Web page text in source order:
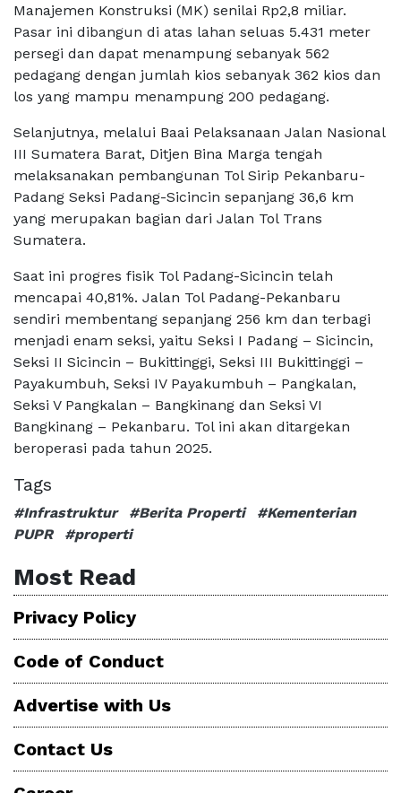
Manajemen Konstruksi (MK) senilai Rp2,8 miliar.
Pasar ini dibangun di atas lahan seluas 5.431 meter
persegi dan dapat menampung sebanyak 562
pedagang dengan jumlah kios sebanyak 362 kios dan
los yang mampu menampung 200 pedagang.
Selanjutnya, melalui Baai Pelaksanaan Jalan Nasional
III Sumatera Barat, Ditjen Bina Marga tengah
melaksanakan pembangunan Tol Sirip Pekanbaru-
Padang Seksi Padang-Sicincin sepanjang 36,6 km
yang merupakan bagian dari Jalan Tol Trans
Sumatera.
Saat ini progres fisik Tol Padang-Sicincin telah
mencapai 40,81%. Jalan Tol Padang-Pekanbaru
sendiri membentang sepanjang 256 km dan terbagi
menjadi enam seksi, yaitu Seksi I Padang – Sicincin,
Seksi II Sicincin – Bukittinggi, Seksi III Bukittinggi –
Payakumbuh, Seksi IV Payakumbuh – Pangkalan,
Seksi V Pangkalan – Bangkinang dan Seksi VI
Bangkinang – Pekanbaru. Tol ini akan ditargekan
beroperasi pada tahun 2025.
Tags
#Infrastruktur #Berita Properti
#Kementerian
PUPR
#properti
Most Read
Privacy Policy
Code of Conduct
Advertise with Us
Contact Us